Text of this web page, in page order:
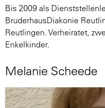
Bis 2009 als
BruderhausDiakonie
Reutlingen. Verheiratet,
Enkelkinder.
Melanie Scheede